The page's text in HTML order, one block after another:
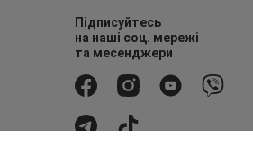
Підписуйтесь
на наші соц. мережі
та месенджери